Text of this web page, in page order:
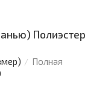
Полиэстер
Полная